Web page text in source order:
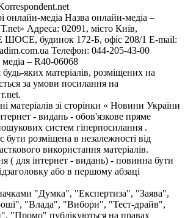
онлайн-медіа Назва онлайн-медіа –
Адреса: 02091, місто Київ,
будинок 172-Б, офіс 208/1 E-mail:
Телефон: 044-205-43-00
медіа – R40-06068
яких матеріалів, розміщених на
за умови посилання на
матеріалів зі сторінки « Новини України
- видань - обов'язкове пряме
систем гіперпосилання .
розміщена в незалежності від
використання матеріалів.
( для інтернет - видань) - повинна бути
або в першому абзаці
"Думка", "Експертиза", "Заява",
"Влада", "Вибори", "Тест-драйв",
"Промо" публікуються на правах